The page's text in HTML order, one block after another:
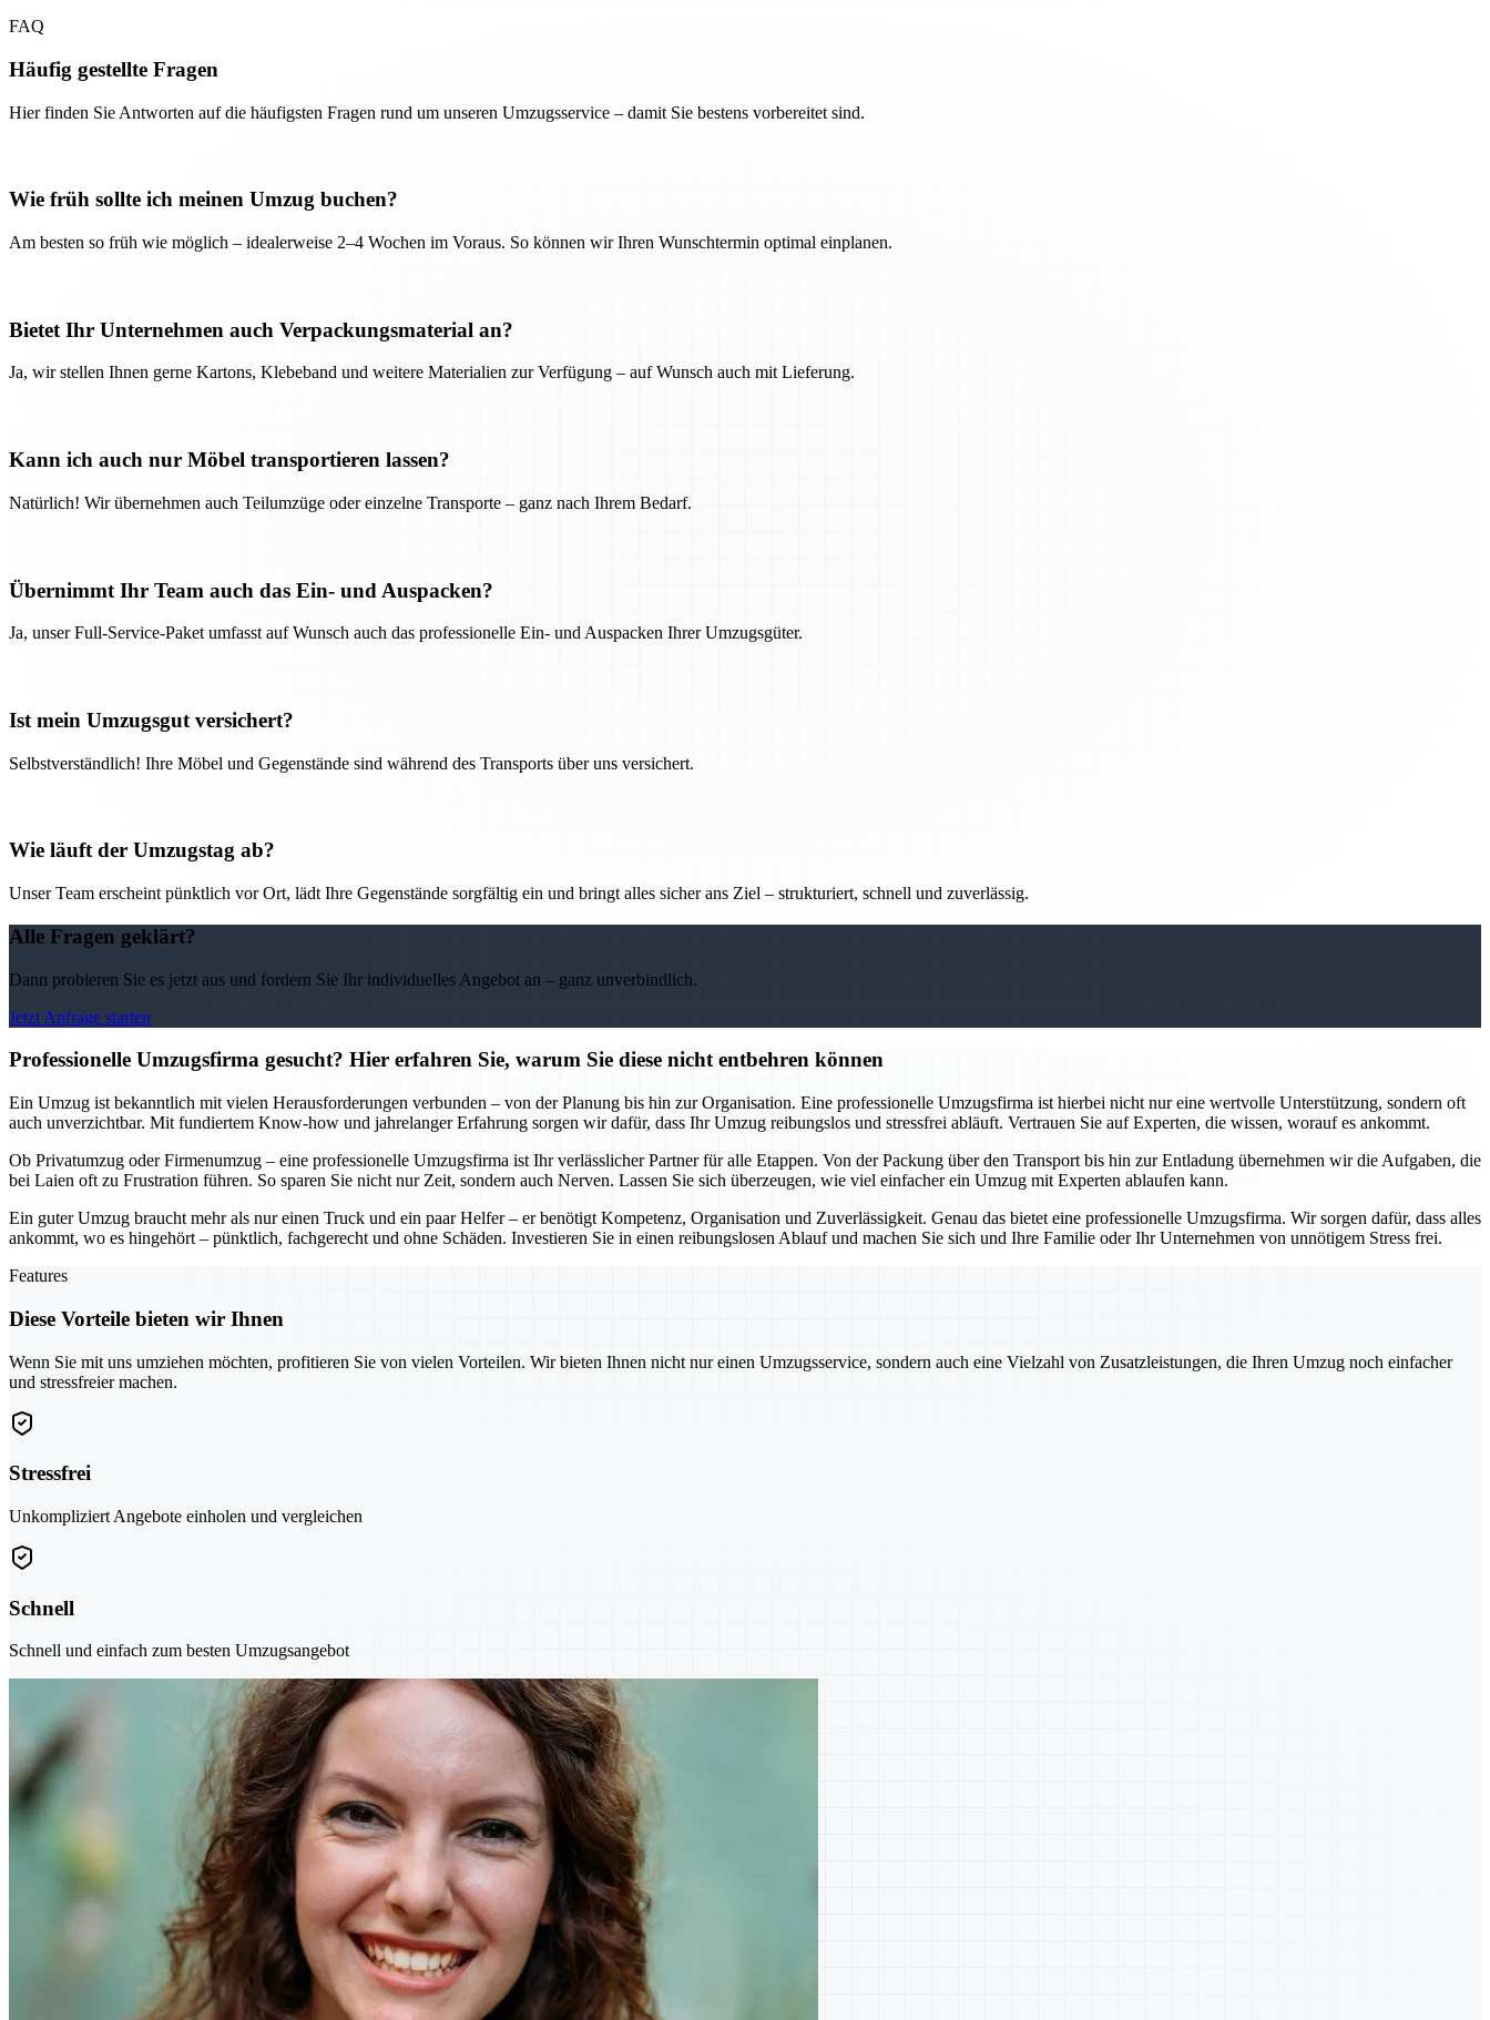
FAQ
Häufig gestellte Fragen
Hier finden Sie Antworten auf die häufigsten Fragen rund um unseren Umzugsservice – damit Sie bestens vorbereitet sind.
Wie früh sollte ich meinen Umzug buchen?
Am besten so früh wie möglich – idealerweise 2–4 Wochen im Voraus. So können wir Ihren Wunschtermin optimal einplanen.
Bietet Ihr Unternehmen auch Verpackungsmaterial an?
Ja, wir stellen Ihnen gerne Kartons, Klebeband und weitere Materialien zur Verfügung – auf Wunsch auch mit Lieferung.
Kann ich auch nur Möbel transportieren lassen?
Natürlich! Wir übernehmen auch Teilumzüge oder einzelne Transporte – ganz nach Ihrem Bedarf.
Übernimmt Ihr Team auch das Ein- und Auspacken?
Ja, unser Full-Service-Paket umfasst auf Wunsch auch das professionelle Ein- und Auspacken Ihrer Umzugsgüter.
Ist mein Umzugsgut versichert?
Selbstverständlich! Ihre Möbel und Gegenstände sind während des Transports über uns versichert.
Wie läuft der Umzugstag ab?
Unser Team erscheint pünktlich vor Ort, lädt Ihre Gegenstände sorgfältig ein und bringt alles sicher ans Ziel – strukturiert, schnell und zuverlässig.
Alle Fragen geklärt?
Dann probieren Sie es jetzt aus und fordern Sie Ihr individuelles Angebot an – ganz unverbindlich.
Jetzt Anfrage starten
Professionelle Umzugsfirma gesucht? Hier erfahren Sie, warum Sie diese nicht entbehren können
Ein Umzug ist bekanntlich mit vielen Herausforderungen verbunden – von der Planung bis hin zur Organisation. Eine professionelle Umzugsfirma ist hierbei nicht nur eine wertvolle Unterstützung, sondern oft
auch unverzichtbar. Mit fundiertem Know-how und jahrelanger Erfahrung sorgen wir dafür, dass Ihr Umzug reibungslos und stressfrei abläuft. Vertrauen Sie auf Experten, die wissen, worauf es ankommt.
Ob Privatumzug oder Firmenumzug – eine professionelle Umzugsfirma ist Ihr verlässlicher Partner für alle Etappen. Von der Packung über den Transport bis hin zur Entladung übernehmen wir die Aufgaben, die
bei Laien oft zu Frustration führen. So sparen Sie nicht nur Zeit, sondern auch Nerven. Lassen Sie sich überzeugen, wie viel einfacher ein Umzug mit Experten ablaufen kann.
Ein guter Umzug braucht mehr als nur einen Truck und ein paar Helfer – er benötigt Kompetenz, Organisation und Zuverlässigkeit. Genau das bietet eine professionelle Umzugsfirma. Wir sorgen dafür, dass alles
ankommt, wo es hingehört – pünktlich, fachgerecht und ohne Schäden. Investieren Sie in einen reibungslosen Ablauf und machen Sie sich und Ihre Familie oder Ihr Unternehmen von unnötigem Stress frei.
Features
Diese Vorteile bieten wir Ihnen
Wenn Sie mit uns umziehen möchten, profitieren Sie von vielen Vorteilen. Wir bieten Ihnen nicht nur einen Umzugsservice, sondern auch eine Vielzahl von Zusatzleistungen, die Ihren Umzug noch einfacher
und stressfreier machen.
Stressfrei
Unkompliziert Angebote einholen und vergleichen
Schnell
Schnell und einfach zum besten Umzugsangebot